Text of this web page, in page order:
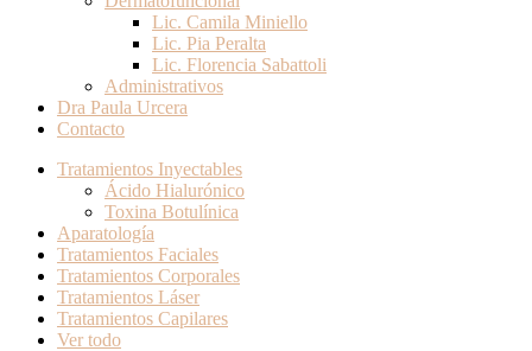
Lic. Camila Miniello
Lic. Pia Peralta
Lic. Florencia Sabattoli
Administrativos
Dra Paula Urcera
Contacto
Tratamientos Inyectables
Ácido Hialurónico
Toxina Botulínica
Aparatología
Tratamientos Faciales
Tratamientos Corporales
Tratamientos Láser
Tratamientos Capilares
Ver todo